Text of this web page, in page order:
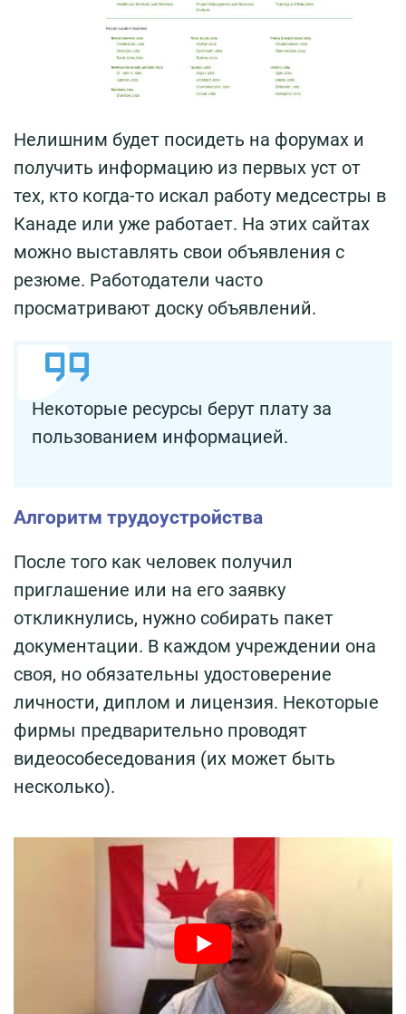
Нелишним будет посидеть на форумах и
получить информацию из первых уст от
тех, кто когда-то искал работу медсестры в
Канаде или уже работает. На этих сайтах
можно выставлять свои объявления с
резюме. Работодатели часто
просматривают доску объявлений.
Некоторые ресурсы берут плату за
пользованием информацией.
Алгоритм трудоустройства
После того как человек получил
приглашение или на его заявку
откликнулись, нужно собирать пакет
документации. В каждом учреждении она
своя, но обязательны удостоверение
личности, диплом и лицензия. Некоторые
фирмы предварительно проводят
видеособеседования (их может быть
несколько).